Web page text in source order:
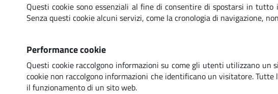
Questi cookie sono essenziali al fine di consentire di spostarsi in
Senza questi cookie alcuni servizi, come la cronologia di navigazione,
Performance cookie
Questi cookie raccolgono informazioni su come gli utenti utilizzano un
cookie non raccolgono informazioni che identificano un visitatore.
il funzionamento di un sito web.